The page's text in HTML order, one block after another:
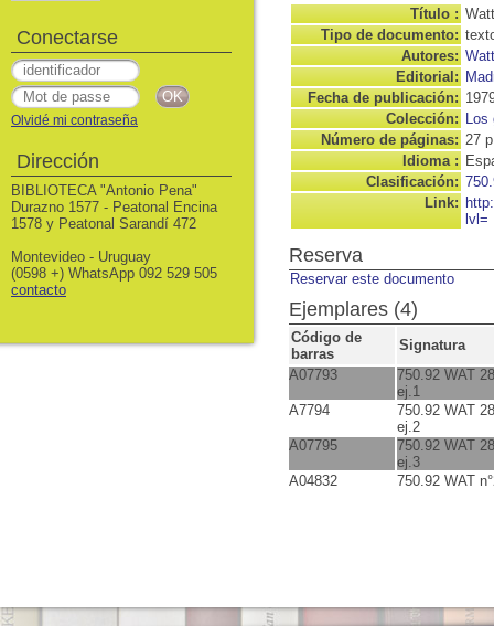
Título :
Tipo de documento:
Autores:
Editorial:
Fecha de publicación:
Colección: Los
Número de páginas: 27 p
Idioma :
Clasificación:
Link:
lvl=
Reserva
Reservar este documento
Ejemplares (4)
Código de
barras
Signatura
A07793
750.92 WAT 28
ej.1
A7794
750.92 WAT 28
ej.2
A07795
750.92 WAT 28
ej.3
A04832
750.92 WAT
Conectarse
Olvidé mi contraseña
Dirección
BIBLIOTECA "Antonio Pena"
Durazno 1577 - Peatonal Encina
1578 y Peatonal Sarandí 472
Montevideo - Uruguay
(0598 +) WhatsApp 092 529 505
contacto